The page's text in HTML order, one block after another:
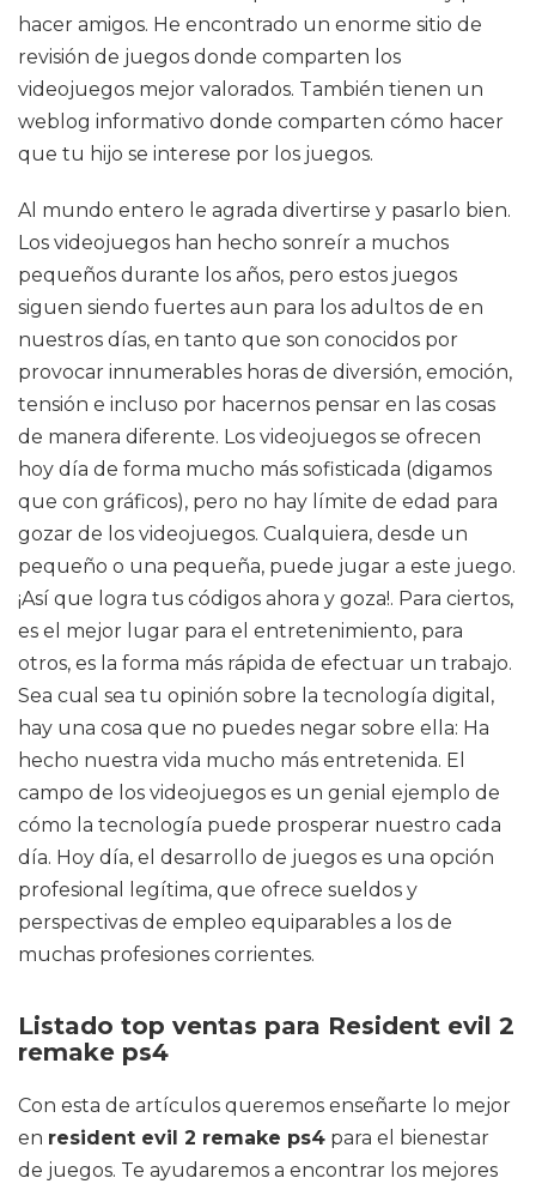
hacer amigos. He encontrado un enorme sitio de
revisión de juegos donde comparten los
videojuegos mejor valorados. También tienen un
weblog informativo donde comparten cómo hacer
que tu hijo se interese por los juegos.
Al mundo entero le agrada divertirse y pasarlo bien.
Los videojuegos han hecho sonreír a muchos
pequeños durante los años, pero estos juegos
siguen siendo fuertes aun para los adultos de en
nuestros días, en tanto que son conocidos por
provocar innumerables horas de diversión, emoción,
tensión e incluso por hacernos pensar en las cosas
de manera diferente. Los videojuegos se ofrecen
hoy día de forma mucho más sofisticada (digamos
que con gráficos), pero no hay límite de edad para
gozar de los videojuegos. Cualquiera, desde un
pequeño o una pequeña, puede jugar a este juego.
¡Así que logra tus códigos ahora y goza!. Para ciertos,
es el mejor lugar para el entretenimiento, para
otros, es la forma más rápida de efectuar un trabajo.
Sea cual sea tu opinión sobre la tecnología digital,
hay una cosa que no puedes negar sobre ella: Ha
hecho nuestra vida mucho más entretenida. El
campo de los videojuegos es un genial ejemplo de
cómo la tecnología puede prosperar nuestro cada
día. Hoy día, el desarrollo de juegos es una opción
profesional legítima, que ofrece sueldos y
perspectivas de empleo equiparables a los de
muchas profesiones corrientes.
Listado top ventas para Resident evil 2
remake ps4
Con esta de artículos queremos enseñarte lo mejor
en resident evil 2 remake ps4 para el bienestar
de juegos. Te ayudaremos a encontrar los mejores